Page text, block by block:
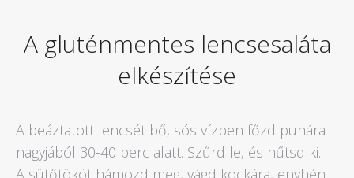
A gluténmentes lencsesaláta
elkészítése
A beáztatott lencsét bő, sós vízben főzd puhára
nagyjából 30-40 perc alatt. Szűrd le, és hűtsd ki.
A sütőtököt hámozd meg, vágd kockára, enyhén